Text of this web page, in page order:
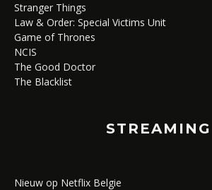
Stranger Things
Law & Order: Special Victims Unit
Game of Thrones
NCIS
The Good Doctor
The Blacklist
STREAMING
Nieuw op Netflix Belgie